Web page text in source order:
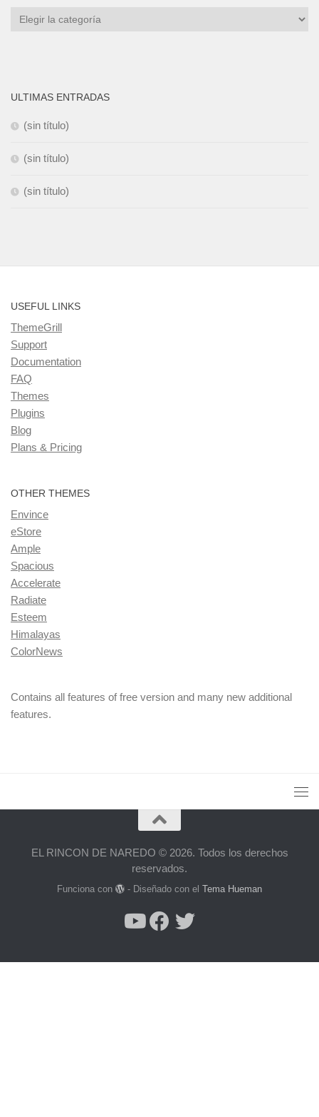
Categorías
ULTIMAS ENTRADAS
(sin título)
(sin título)
(sin título)
USEFUL LINKS
ThemeGrill
Support
Documentation
FAQ
Themes
Plugins
Blog
Plans & Pricing
OTHER THEMES
Envince
eStore
Ample
Spacious
Accelerate
Radiate
Esteem
Himalayas
ColorNews
Contains all features of free version and many new additional
features.
EL RINCON DE NAREDO © 2026. Todos los derechos
reservados.
Funciona con - Diseñado con elTema Hueman